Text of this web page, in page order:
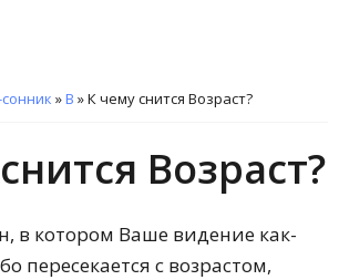
»В »К чему снится Возраст?
Возраст?
в котором Ваше видение как-
пересекается с возрастом,